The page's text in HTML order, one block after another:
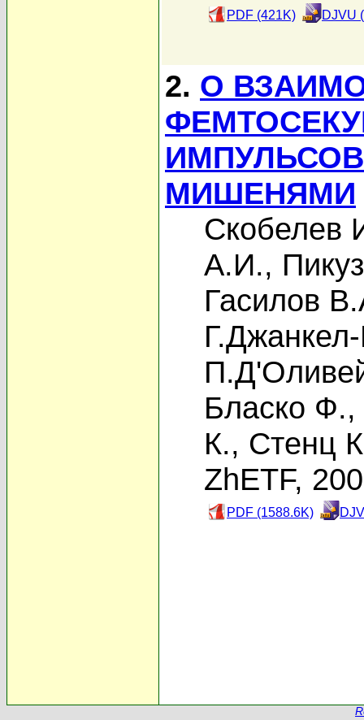
PDF (421K) DJVU
2. О
МИШЕНЯМИ
Скобелев
А.И.,
Гасилов
Бласко Ф.,
К., Стенц
ZhETF,
PDF (1588.6K)